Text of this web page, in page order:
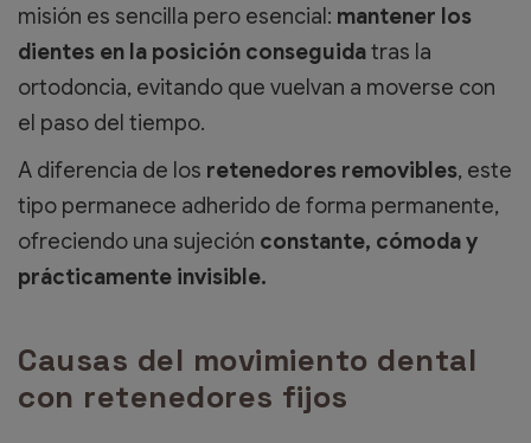
misión es sencilla pero esencial: mantener los
dientes en la posición conseguidatras la
ortodoncia, evitando que vuelvan a moverse con
el paso del tiempo.
A diferencia de los retenedores removibles, este
tipo permanece adherido de forma permanente,
ofreciendo una sujeción constante, cómoda y
prácticamente invisible.
Causas del movimiento dental
con retenedores fijos